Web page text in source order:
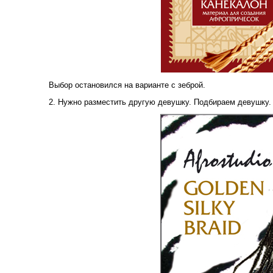
Выбор остановился на варианте с зеброй.
2. Нужно разместить другую девушку. Подбираем